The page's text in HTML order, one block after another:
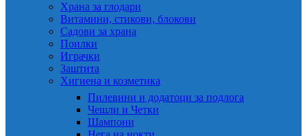
Храна за глодари
Витамини, стикови, блокови
Садови за храна
Поилки
Играчки
Заштита
Хигиена и козметика
Пилевини и додатоци за подлога
Чешли и Четки
Шампони